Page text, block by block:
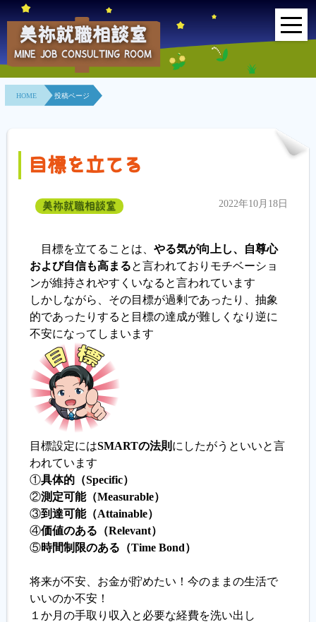
HOME
事業所紹介
相談室とは？
利用者の声
地域連携事業
求人情報検索
各種セミナー
履歴書ジェネレーター
美祢就職相談室
MINE JOB CONSULTING ROOM
HOME 投稿ページ
目標を立てる
美祢就職相談室 2022年10月18日
目標を立てることは、 やる気が向上し、自尊心
および自信も高まると言われておりモチベーショ
ンが維持されやすくいなると言われています
しかしながら、その目標が過剰であったり、抽象
的であったりすると目標の達成が難しくなり逆に
不安になってしまいます
目標設定にはSMARTの法則 にしたがうといいと言
われています
①具体的（Specific）
②測定可能（Measurable）
③到達可能（Attainable）
④価値のある（Relevant）
⑤時間制限のある（Time Bond）
将来が不安、お金が貯めたい！今のままの生活で
いいのか不安！
１か月の手取り収入と必要な経費を洗い出し